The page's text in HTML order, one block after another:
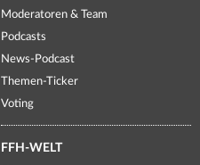
Moderatoren & Team
Podcasts
News-Podcast
Themen-Ticker
Voting
FFH-WELT